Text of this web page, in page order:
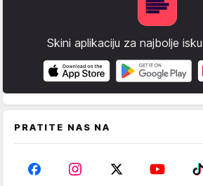
Skini aplikaciju za najbolje
PRATITE NAS NA